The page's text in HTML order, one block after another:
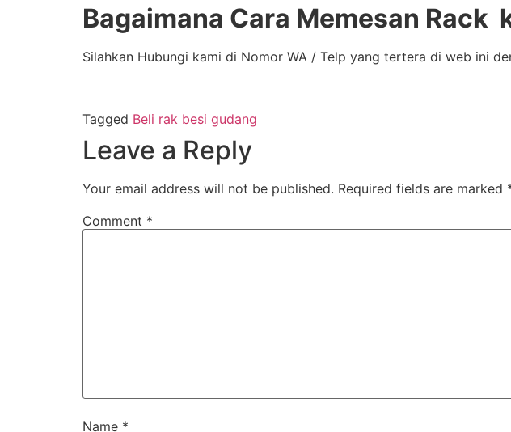
Bagaimana Cara Memesan Rack
Silahkan Hubungi kami di Nomor WA / Telp yang tertera di web ini
Tagged Beli rak besi gudang
Leave a Reply
Your email address will not be published. Required fields are marked
Comment *
Name *